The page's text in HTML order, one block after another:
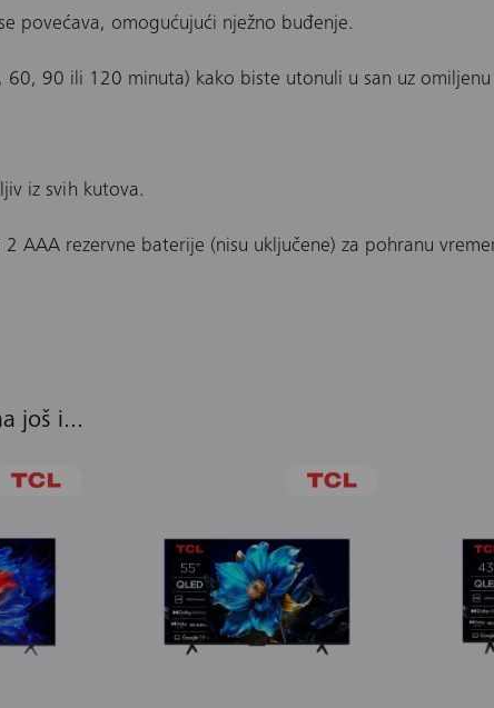
povećava, omogućujući nježno buđenje.
90 ili 120 minuta) kako biste utonuli u san uz omiljenu
iz svih kutova.
AAA rezervne baterije (nisu uključene) za pohranu
još i...